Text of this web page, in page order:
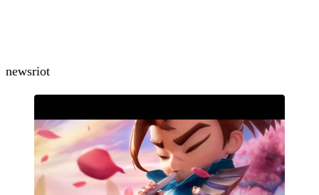
newsriot